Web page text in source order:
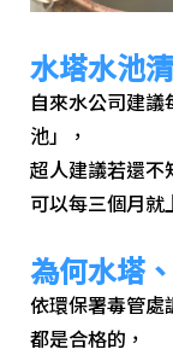
水塔水池
自來水公司建議
池」，
超人建議若還不
可以每三個月就
為何水塔
依環保署毒管處
都是合格的，